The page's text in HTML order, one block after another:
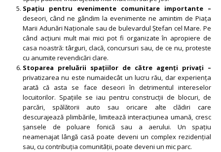
Spațiu pentru evenimente comunitare importante –
deseori, când ne gândim la evenimente ne amintim de Piața
Marii Adunări Naționale sau de bulevardul Ștefan cel Mare. Pe
când acțiuni mult mai mici pot fi organizate în apropiere de
casa noastră: târguri, clacă, concursuri sau, de ce nu, proteste
cu anumite revendicări clare.
Stoparea preluării spațiilor de către agenți privați –
privatizarea nu este numaidecât un lucru rău, dar experiența
arată că asta se face deseori în detrimentul intereselor
locuitorilor. Spațiile se iau pentru construcții de blocuri, de
parcări, spălătorii auto sau oricare alte clădiri care
descurajează plimbările, limitează interacțiunea umană, cresc
șansele de poluare fonică sau a aerului. Un spațiu
neamenajat lângă casă poate deveni un complex rezidențial
sau, cu contribuția comunității, poate deveni un mic parc.